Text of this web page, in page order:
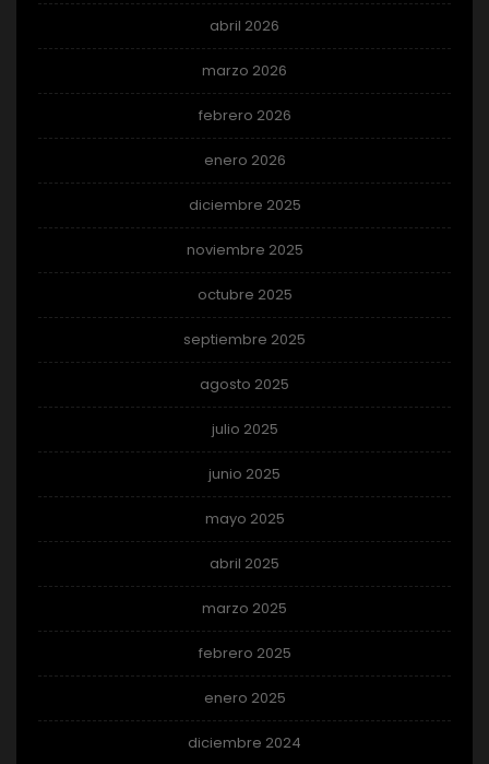
abril 2026
marzo 2026
febrero 2026
enero 2026
diciembre 2025
noviembre 2025
octubre 2025
septiembre 2025
agosto 2025
julio 2025
junio 2025
mayo 2025
abril 2025
marzo 2025
febrero 2025
enero 2025
diciembre 2024